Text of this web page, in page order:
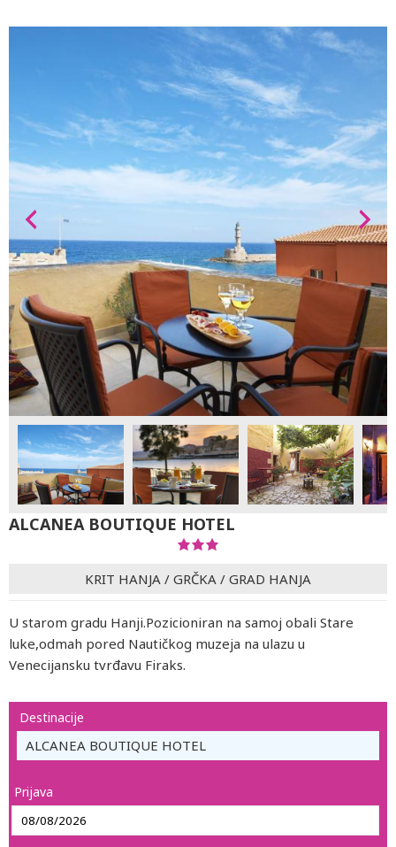
ALCANEA BOUTIQUE HOTEL
KRIT HANJA / GRČKA / GRAD HANJA
U starom gradu Hanji.Pozicioniran na samoj obali Stare
luke,odmah pored Nautičkog muzeja na ulazu u
Venecijansku tvrđavu Firaks.
Destinacije
ALCANEA BOUTIQUE HOTEL
Prijava